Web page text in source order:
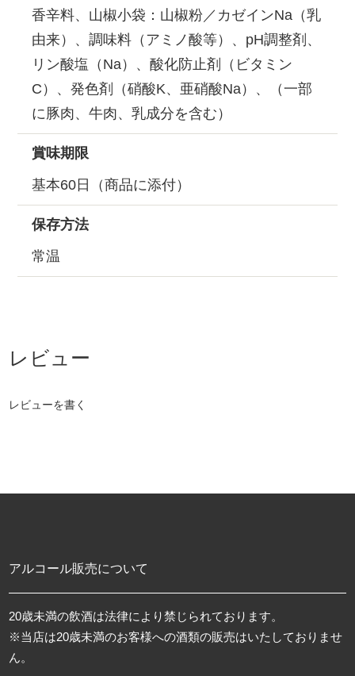
レビューを書く
香辛料、山椒小袋：山椒粉／カゼインNa（乳
由来）、調味料（アミノ酸等）、pH調整剤、
リン酸塩（Na）、酸化防止剤（ビタミン
C）、発色剤（硝酸K、亜硝酸Na）、（一部
に豚肉、牛肉、乳成分を含む）
賞味期限
基本60日（商品に添付）
保存方法
常温
アルコール販売について
20歳未満の飲酒は法律により禁じられております。
※当店は20歳未満のお客様への酒類の販売はいたしておりませ
ん。